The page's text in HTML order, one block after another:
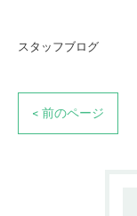
スタッフブログ
< 前のページ